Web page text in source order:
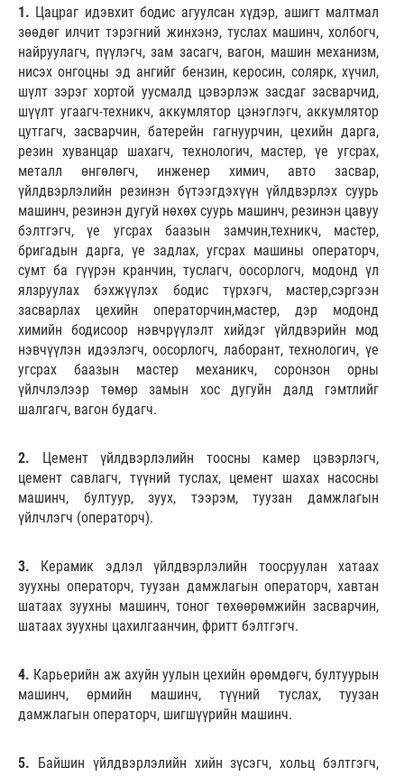
1. Цацраг идэвхит бодис агуулсан хүдэр, ашигт малтмал
зөөдөг илчит тэрэгний жинхэнэ, туслах машинч, холбогч,
найруулагч, пүүлэгч, зам засагч, вагон, машин механизм,
нисэх онгоцны эд ангийг бензин, керосин, солярк, хүчил,
шүлт зэрэг хортой уусмалд цэвэрлэж засдаг засварчид,
шүүлт угаагч-техникч, аккумлятор цэнэглэгч, аккумлятор
цутгагч, засварчин, батерейн гагнуурчин, цехийн дарга,
резин хуванцар шахагч, технологич, мастер, үе угсрах,
металл өнгөлөгч, инженер химич, авто засвар,
үйлдвэрлэлийн резинэн бүтээгдэхүүн үйлдвэрлэх суурь
машинч, резинэн дугуй нөхөх суурь машинч, резинэн цавуу
бэлтгэгч, үе угсрах баазын замчин,техникч, мастер,
бригадын дарга, үе задлах, угсрах машины операторч,
сумт ба гүүрэн кранчин, туслагч, оосорлогч, модонд үл
ялзруулах бэхжүүлэх бодис түрхэгч, мастер,сэргээн
засварлах цехийн операторчин,мастер, дэр модонд
химийн бодисоор нэвчрүүлэлт хийдэг үйлдвэрийн мод
нэвчүүлэн идээлэгч, оосорлогч, лаборант, технологич, үе
угсрах баазын мастер механикч, соронзон орны
үйлчлэлээр төмөр замын хос дугуйн далд гэмтлийг
шалгагч, вагон будагч.
2. Цемент үйлдвэрлэлийн тоосны камер цэвэрлэгч,
цемент савлагч, түүний туслах, цемент шахах насосны
машинч, бултуур, зуух, тээрэм, туузан дамжлагын
үйлчлэгч (операторч).
3. Керамик эдлэл үйлдвэрлэлийн тоосруулан хатаах
зуухны операторч, туузан дамжлагын операторч, хавтан
шатаах зуухны машинч, тоног төхөөрөмжийн засварчин,
шатаах зуухны цахилгаанчин, фритт бэлтгэгч.
4. Карьерийн аж ахуйн уулын цехийн өрөмдөгч, бултуурын
машинч, өрмийн машинч, түүний туслах, туузан
дамжлагын операторч, шигшүүрийн машинч.
5. Байшин үйлдвэрлэлийн хийн зүсэгч, хольц бэлтгэгч,